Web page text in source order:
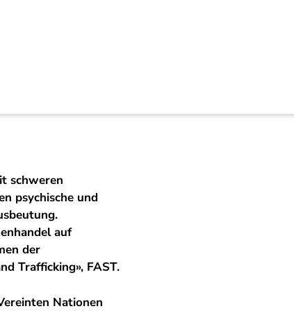
und
schweren
psychische und
auf
der
Trafficking», FAST.
Nationen